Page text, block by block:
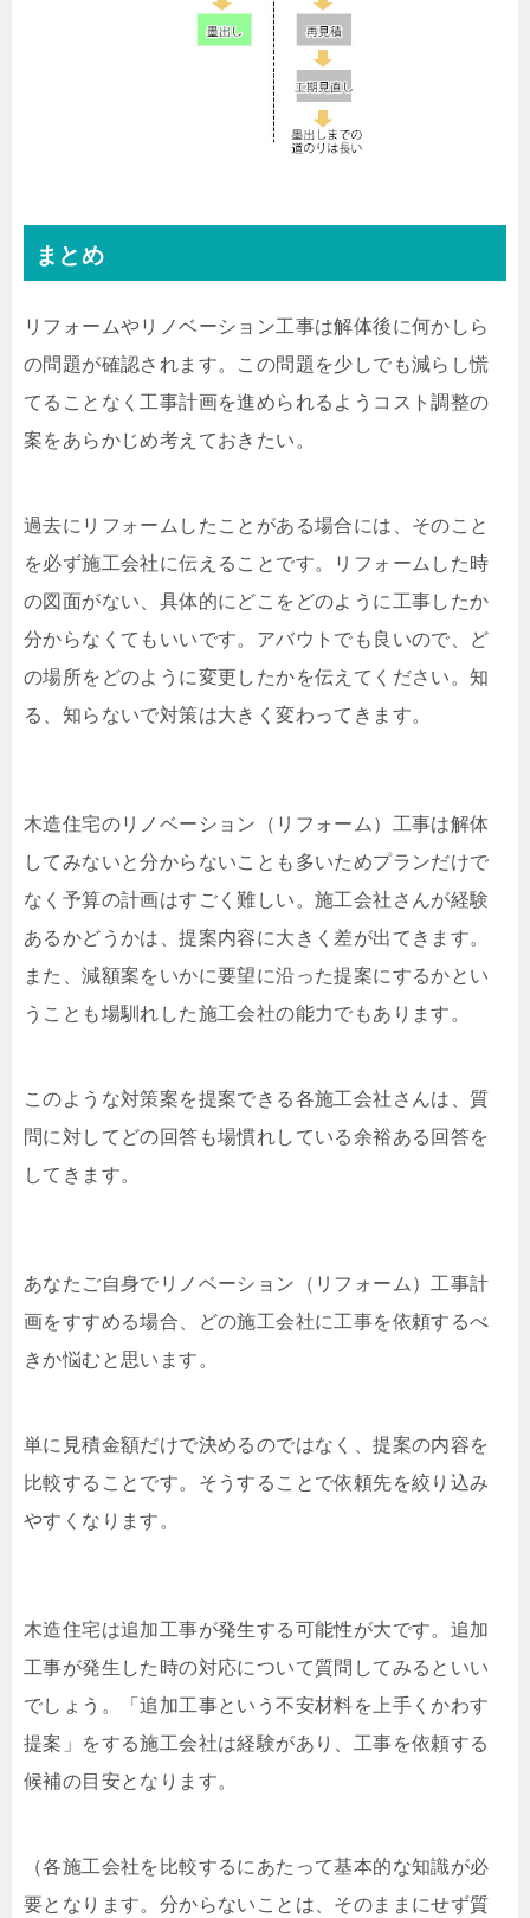
まとめ
リフォームやリノベーション工事は解体後に何かしら
の問題が確認されます。この問題を少しでも減らし慌
てることなく工事計画を進められるようコスト調整の
案をあらかじめ考えておきたい。
過去にリフォームしたことがある場合には、そのこと
を必ず施工会社に伝えることです。リフォームした時
の図面がない、具体的にどこをどのように工事したか
分からなくてもいいです。アバウトでも良いので、ど
の場所をどのように変更したかを伝えてください。知
る、知らないで対策は大きく変わってきます。
木造住宅のリノベーション（リフォーム）工事は解体
してみないと分からないことも多いためプランだけで
なく予算の計画はすごく難しい。施工会社さんが経験
あるかどうかは、提案内容に大きく差が出てきます。
また、減額案をいかに要望に沿った提案にするかとい
うことも場馴れした施工会社の能力でもあります。
このような対策案を提案できる各施工会社さんは、質
問に対してどの回答も場慣れしている余裕ある回答を
してきます。
あなたご自身でリノベーション（リフォーム）工事計
画をすすめる場合、どの施工会社に工事を依頼するべ
きか悩むと思います。
単に見積金額だけで決めるのではなく、提案の内容を
比較することです。そうすることで依頼先を絞り込み
やすくなります。
木造住宅は追加工事が発生する可能性が大です。追加
工事が発生した時の対応について質問してみるといい
でしょう。「追加工事という不安材料を上手くかわす
提案」をする施工会社は経験があり、工事を依頼する
候補の目安となります。
（各施工会社を比較するにあたって基本的な知識が必
要となります。分からないことは、そのままにせず質